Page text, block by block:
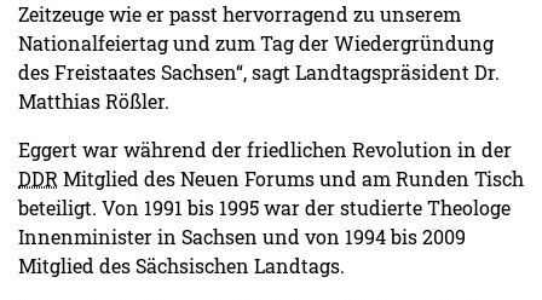
Zeitzeuge wie er passt hervorragend zu unserem
Nationalfeiertag und zum Tag der Wiedergründung
des Freistaates Sachsen“, sagt Landtagspräsident Dr.
Matthias Rößler.
Eggert war während der friedlichen Revolution in der
DDR Mitglied des Neuen Forums und am Runden Tisch
beteiligt. Von 1991 bis 1995 war der studierte Theologe
Innenminister in Sachsen und von 1994 bis 2009
Mitglied des Sächsischen Landtags.